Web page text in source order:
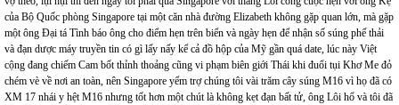
của Bộ Quốc phòng Singapore tại một căn nhà đường Elizabeth không gặp quan lớn, mà gặp
một ông Đại tá Tình báo ông cho điểm hẹn trên biển và ngày hẹn để nhận số súng phế thải
và đạn dược máy truyền tin có gì lấy nấy kể cả đồ hộp của Mỹ gần quá date, lúc này Việt
cộng đang chiếm Cam bốt thỉnh thoảng cũng vi phạm biên giới Thái khi đuổi tụi Khơ Me đỏ
chém vè về nơi an toàn, nên Singapore yểm trợ chúng tôi vài trăm cây súng M16 vì họ đã có
XM 17 nhái y hệt M16 nhưng tốt hơn một chút là không kẹt đạn bất tử, ông Lôi hổ và tôi đã